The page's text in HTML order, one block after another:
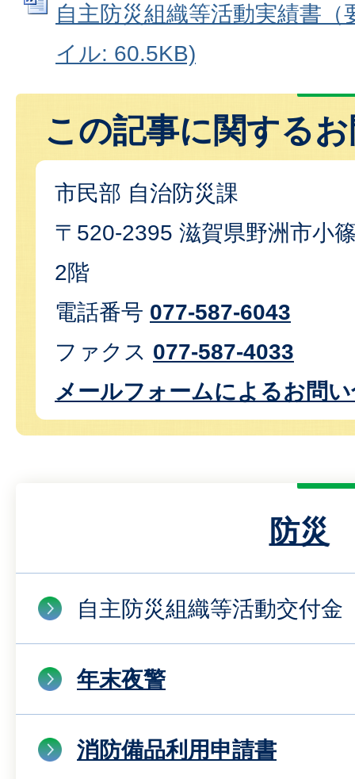
自主防災組織等活動実績書
イル: 60.5KB)
この記事に関する
市民部 自治防災課
〒520-2395 滋賀県野洲市小
2階
電話番号 077-587-6043
ファクス 077-587-4033
メールフォームによるお問
防災
自主防災組織等活動交付金
年末夜警
消防備品利用申請書